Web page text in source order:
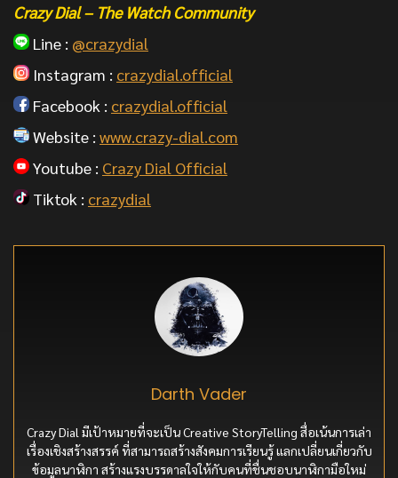
Crazy Dial – The Watch Community
Line : @crazydial
Instagram : crazydial.official
Facebook : crazydial.official
Website : www.crazy-dial.com
Youtube : Crazy Dial Official
Tiktok : crazydial
Darth Vader
Crazy Dial มีเป้าหมายที่จะเป็น Creative StoryTelling สื่อเน้นการเล่า
เรื่องเชิงสร้างสรรค์ ที่สามารถสร้างสังคมการเรียนรู้ แลกเปลี่ยนเกี่ยวกับ
ข้อมูลนาฬิกา สร้างแรงบรรดาลใจให้กับคนที่ชื่นชอบนาฬิกามือใหม่